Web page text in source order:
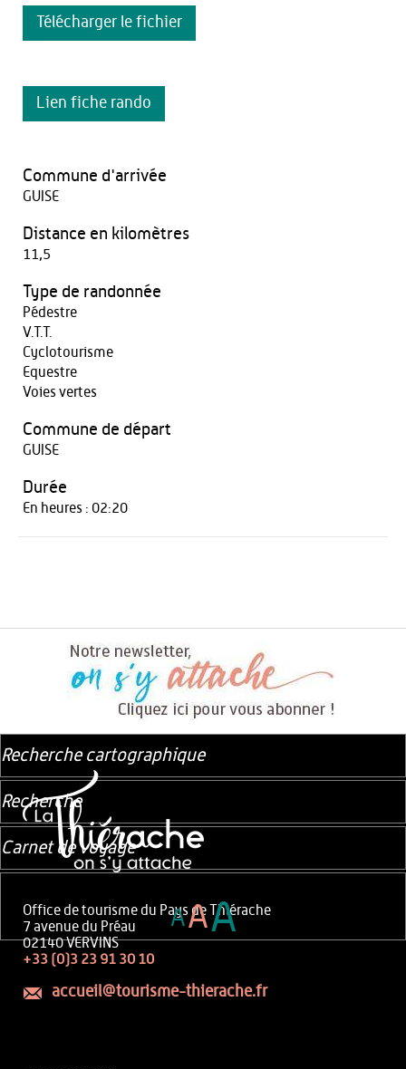
Télécharger le fichier
Lien fiche rando
Commune d'arrivée
GUISE
Distance en kilomètres
11,5
Type de randonnée
Pédestre
V.T.T.
Cyclotourisme
Equestre
Voies vertes
Commune de départ
GUISE
Durée
En heures : 02:20
Office de tourisme du Pays de Thiérache
7 avenue du Préau
02140 VERVINS
+33 (0)3 23 91 30 10
accueil@tourisme-thierache.fr
Recherche cartographique
Recherche
Carnet de voyage
AAA